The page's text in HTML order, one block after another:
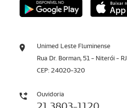
Unimed Leste Fluminense
Rua Dr. Borman, 51 - Niterói - RJ
CEP: 24020-320
Ouvidoria